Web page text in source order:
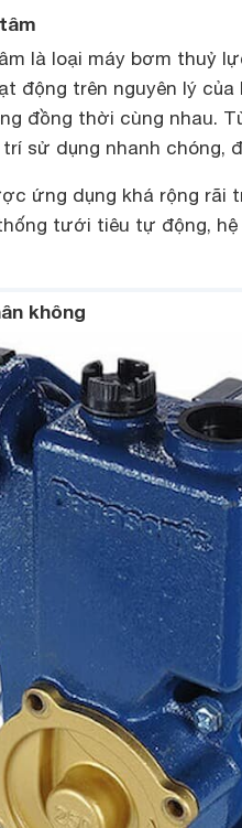
là loại máy bơm thuỷ
động trên nguyên lý
đồng thời cùng nhau.
sử dụng nhanh chóng,
ứng dụng khá rộng rãi
tưới tiêu tự động,
không